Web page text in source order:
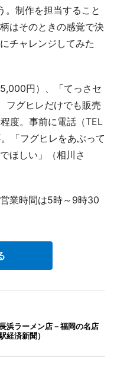
。制作を担当すること
はそのときの感覚で決
チャレンジしてみた
円）、「てっさセ
フグヒレだけでも販売
度。事前に電話（TEL
「フグヒレをあぶって
ほしい」（相川さ
業時間は5時～9時30
浜ラーメン店－福岡の名店
経済新聞）